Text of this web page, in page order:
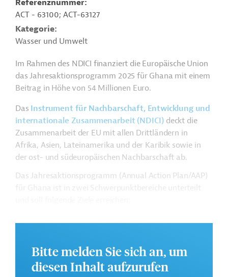
Referenznummer
ACT - 63100; ACT-63127
Kategorie
Wasser und Umwelt
Im Rahmen des NDICI finanziert die Europäische Union
das Jahresaktionsprogramm 2025 für Ghana mit einem
Beitrag in Höhe von 54 Millionen Euro.
Das Instrument für Nachbarschaft, Entwicklung und
internationale Zusammenarbeit (NDICI) deckt die
Zusammenarbeit der EU mit allen Drittländern in
Afrika, Asien, Lateinamerika und der Karibik sowie in
der ost- und südeuropäischen Nachbarschaft ab.
Das Jahresaktionsprogramm (Annual Action Plan/AAP)
Annex 2: Unterstützungsmaßnahme 2.
Bitte melden Sie sich an, um
diesen Inhalt aufzurufen